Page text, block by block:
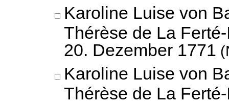
Karoline Luise von
Thérèse de La
20. Dezember 1771
Karoline Luise von
Thérèse de La